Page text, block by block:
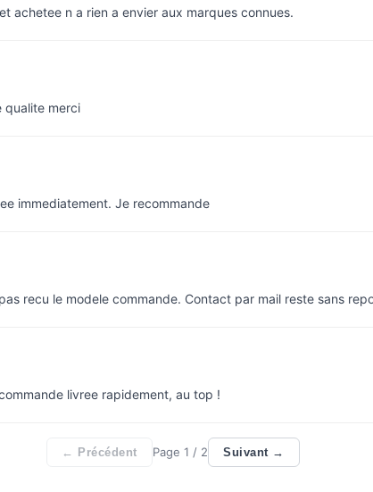
achetee n a rien a envier aux marques connues.
qualite merci
immediatement. Je recommande
recu le modele commande. Contact par mail reste sans
livree rapidement, au top !
← Précédent Page1 / 2 Suivant →